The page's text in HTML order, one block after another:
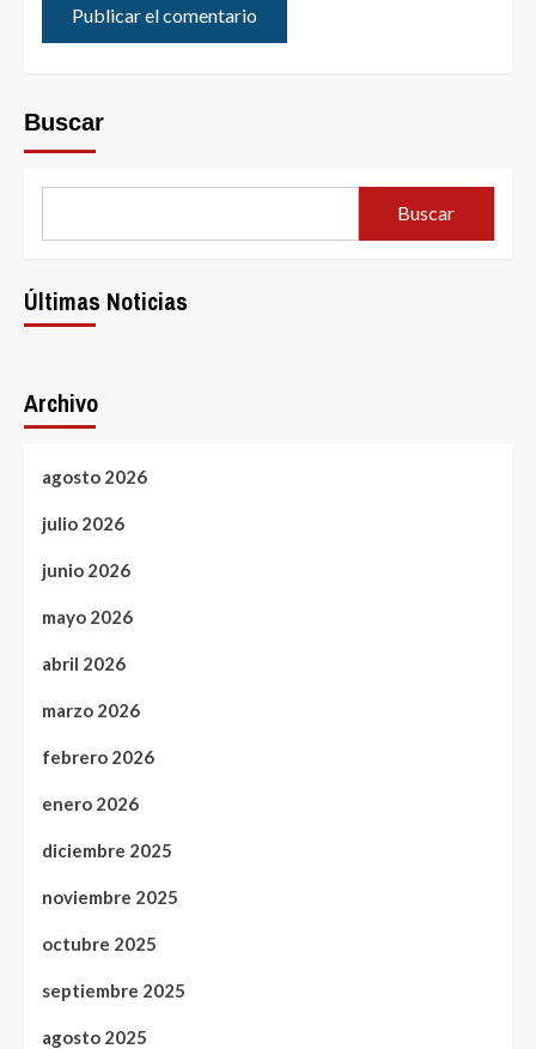
Buscar
Buscar
Últimas Noticias
Archivo
agosto 2026
julio 2026
junio 2026
mayo 2026
abril 2026
marzo 2026
febrero 2026
enero 2026
diciembre 2025
noviembre 2025
octubre 2025
septiembre 2025
agosto 2025